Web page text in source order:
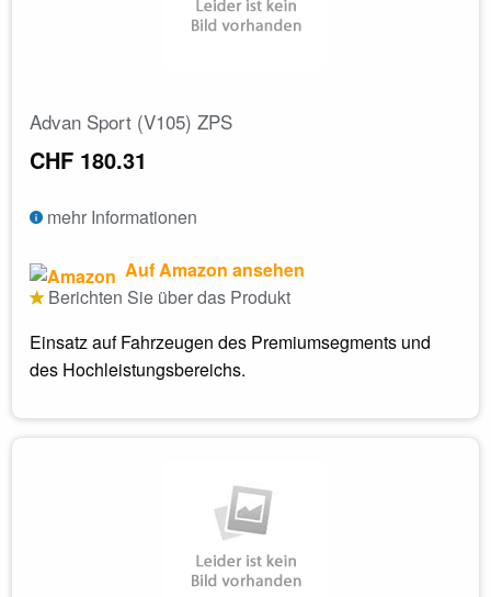
Advan Sport (V105) ZPS
CHF 180.31
mehr Informationen
Auf Amazon ansehen
Berichten Sie über das Produkt
Einsatz auf Fahrzeugen des Premiumsegments und
des Hochleistungsbereichs.